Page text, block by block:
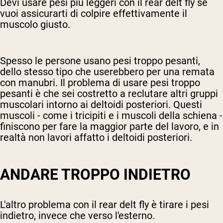
Devi usare pesi più leggeri con il rear delt fly se
vuoi assicurarti di colpire effettivamente il
muscolo giusto.
Spesso le persone usano pesi troppo pesanti,
dello stesso tipo che userebbero per una remata
con manubri. Il problema di usare pesi troppo
pesanti è che sei costretto a reclutare altri gruppi
muscolari intorno ai deltoidi posteriori. Questi
muscoli - come i tricipiti e i muscoli della schiena -
finiscono per fare la maggior parte del lavoro, e in
realtà non lavori affatto i deltoidi posteriori.
ANDARE TROPPO INDIETRO
L'altro problema con il rear delt fly è tirare i pesi
indietro, invece che verso l'esterno.